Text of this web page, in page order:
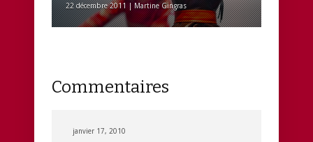
22 décembre 2011 | Martine Gingras
Commentaires
janvier 17, 2010